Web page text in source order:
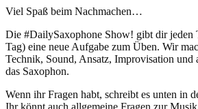
Viel Spaß beim Nachmachen…
Die #DailySaxophone Show! gibt dir jeden
Tag) eine neue Aufgabe zum Üben. Wir
Technik, Sound, Ansatz, Improvisation und
das Saxophon.
Wenn ihr Fragen habt, schreibt es unten in
Ihr könnt auch allgemeine Fragen zur